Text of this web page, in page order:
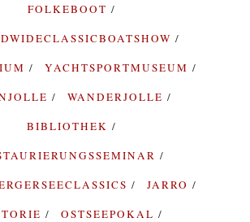
FOLKEBOOT
YACHTSPORTMUSEUM
WANDERJOLLE
BIBLIOTHEK
JARRO
OSTSEEPOKAL